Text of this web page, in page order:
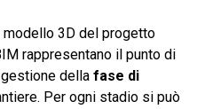
3D del progetto
rappresentano il punto di
della fase di
Per ogni stadio si può